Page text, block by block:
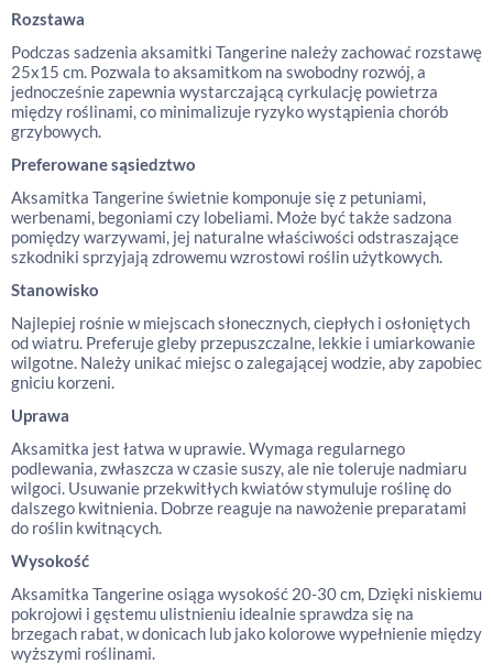
Rozstawa
Podczas sadzenia aksamitki Tangerine należy zachować rozstawę
25x15 cm. Pozwala to aksamitkom na swobodny rozwój, a
jednocześnie zapewnia wystarczającą cyrkulację powietrza
między roślinami, co minimalizuje ryzyko wystąpienia chorób
grzybowych.
Preferowane sąsiedztwo
Aksamitka Tangerine świetnie komponuje się z petuniami,
werbenami, begoniami czy lobeliami. Może być także sadzona
pomiędzy warzywami, jej naturalne właściwości odstraszające
szkodniki sprzyjają zdrowemu wzrostowi roślin użytkowych.
Stanowisko
Najlepiej rośnie w miejscach słonecznych, ciepłych i osłoniętych
od wiatru. Preferuje gleby przepuszczalne, lekkie i umiarkowanie
wilgotne. Należy unikać miejsc o zalegającej wodzie, aby zapobiec
gniciu korzeni.
Uprawa
Aksamitka jest łatwa w uprawie. Wymaga regularnego
podlewania, zwłaszcza w czasie suszy, ale nie toleruje nadmiaru
wilgoci. Usuwanie przekwitłych kwiatów stymuluje roślinę do
dalszego kwitnienia. Dobrze reaguje na nawożenie preparatami
do roślin kwitnących.
Wysokość
Aksamitka Tangerine osiąga wysokość 20-30 cm, Dzięki niskiemu
pokrojowi i gęstemu ulistnieniu idealnie sprawdza się na
brzegach rabat, w donicach lub jako kolorowe wypełnienie między
wyższymi roślinami.